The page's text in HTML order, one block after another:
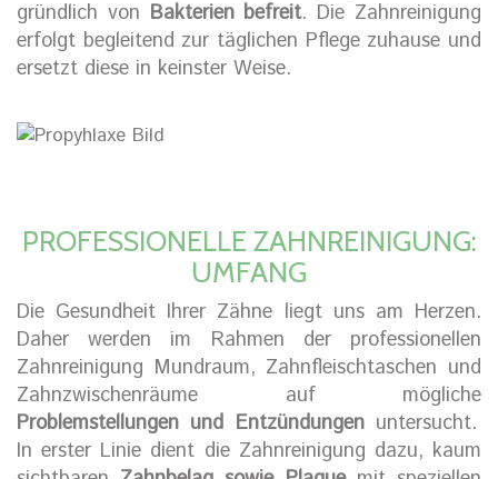
gründlich von Bakterien befreit. Die Zahnreinigung
erfolgt begleitend zur täglichen Pflege zuhause und
ersetzt diese in keinster Weise.
PROFESSIONELLE ZAHNREINIGUNG:
UMFANG
Die Gesundheit Ihrer Zähne liegt uns am Herzen.
Daher werden im Rahmen der professionellen
Zahnreinigung Mundraum, Zahnfleischtaschen und
Zahnzwischenräume auf mögliche
Problemstellungen und Entzündungenuntersucht.
In erster Linie dient die Zahnreinigung dazu, kaum